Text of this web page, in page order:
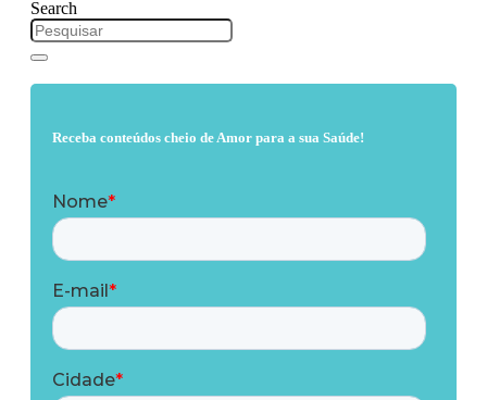
Search
Receba conteúdos cheio de Amor para a sua Saúde!